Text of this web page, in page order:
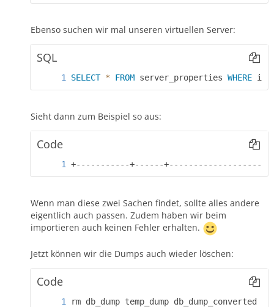
| servers |
| tokens |
+-------------------------+
Ebenso suchen wir mal unseren virtuellen Server:
SQL
SELECT * FROM server_properties WHERE
Sieht dann zum Beispiel so aus:
Code
+-----------+------+--------------------
Wenn man diese zwei Sachen findet, sollte alles andere
eigentlich auch passen. Zudem haben wir beim
importieren auch keinen Fehler erhalten.
Jetzt können wir die Dumps auch wieder löschen:
Code
rm db_dump temp_dump db_dump_converted